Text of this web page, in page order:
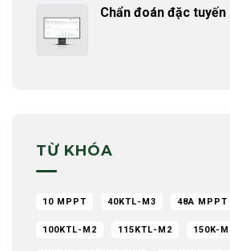
Chẩn đoán đặc
TỪ KHÓA
10 MPPT 40KTL-M3 48A MPPT
100KTL-M2 115KTL-M2 150K-